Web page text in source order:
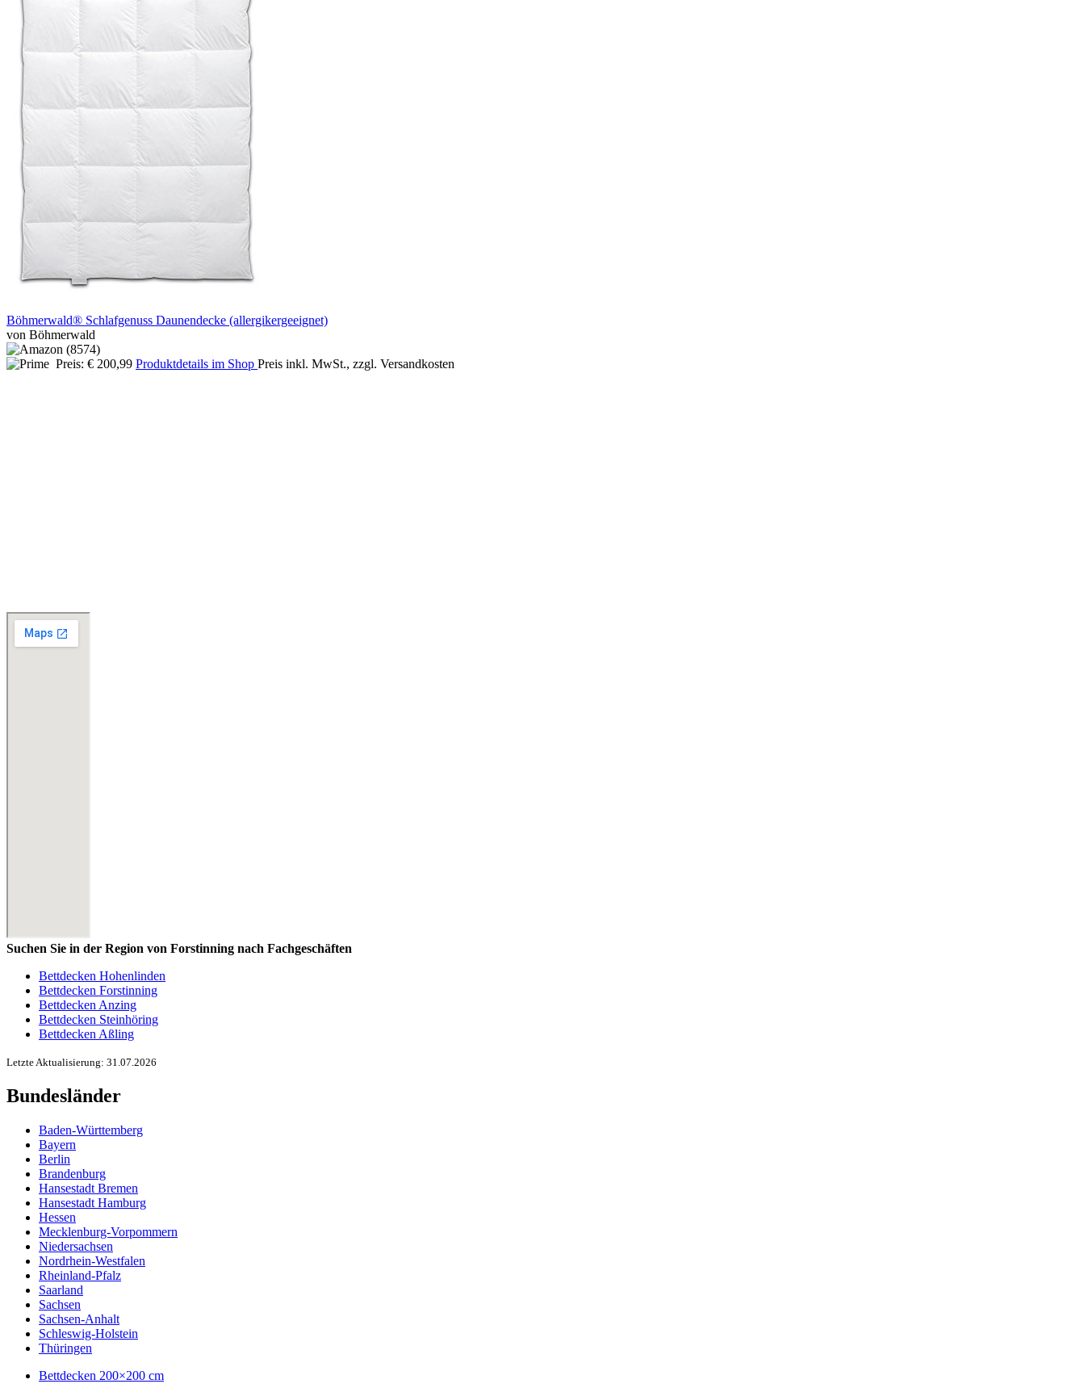
Böhmerwald® Schlafgenuss Daunendecke (allergikergeeignet)
von Böhmerwald
Preis: € 200,99 Produktdetails im Shop Preis inkl. MwSt., zzgl. Versandkosten
Suchen Sie in der Region von Forstinning nach Fachgeschäften
Bettdecken Hohenlinden
Bettdecken Forstinning
Bettdecken Anzing
Bettdecken Steinhöring
Bettdecken Aßling
Letzte Aktualisierung: 31.07.2026
Bundesländer
Baden-Württemberg
Bayern
Berlin
Brandenburg
Hansestadt Bremen
Hansestadt Hamburg
Hessen
Mecklenburg-Vorpommern
Niedersachsen
Nordrhein-Westfalen
Rheinland-Pfalz
Saarland
Sachsen
Sachsen-Anhalt
Schleswig-Holstein
Thüringen
Bettdecken 200×200 cm